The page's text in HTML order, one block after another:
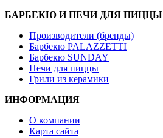
БАРБЕКЮ И ПЕЧИ ДЛЯ ПИЦЦЫ
Производители (бренды)
Барбекю PALAZZETTI
Барбекю SUNDAY
Печи для пиццы
Грили из керамики
ИНФОРМАЦИЯ
О компании
Карта сайта